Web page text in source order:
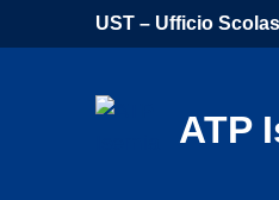
Vai ai contenuti
Vai al menu di
UST – Ufficio
ATP